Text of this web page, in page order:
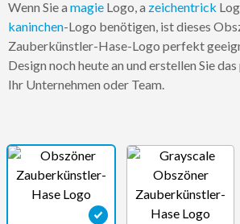
Wenn Sie a magie Logo, a zeichentrick
kaninchen-Logo benötigen, ist dieses
Zauberkünstler-Hase-Logo perfekt
Design noch heute an und erstellen Sie
Ihr Unternehmen oder Team.